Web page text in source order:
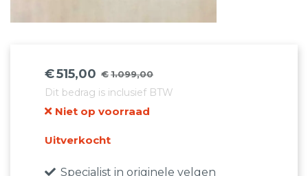
€1.099,00
Oorspronkelijke
prijs
was:
€1.099,00.
€515,00
Huidige
prijs
is:
€515,00.
Dit bedrag is inclusief BTW
Niet op voorraad
Uitverkocht
Specialist in originele velgen